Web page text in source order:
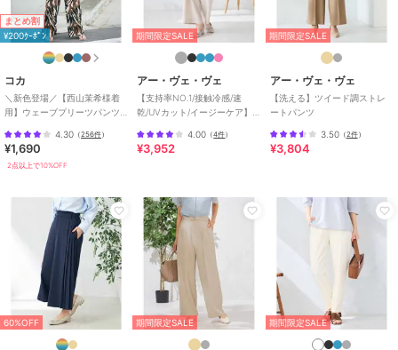
ポリエステル素材/ 無地
る/ワイド・バギー/ストレー
トパンツ/ミッドライズ /ライ
フスタイル/キャンプ・レジャー
/ビジネス / カジュアル
パンツ
ポリエステル素材/
洗え
る/ワイド・バギー
ストレー
/ビジネス /カジュアル
原産国 中国
まとめ割
¥200ｸｰﾎﾟﾝ
コカ
＼新色登場／【西山茉希様着
用】ウェーブプリーツパンツ
4.30 （256件）
¥1,690
2点以上で10%OFF
期間限定SALE
アー・ヴェ・ヴェ
【支持率NO.1/接触冷感/速
乾/UVカット/イージーケア】
4.00 （4件）
¥3,952
期間限定SALE
アー・ヴェ・ヴェ
【洗える】ツイード調ストレ
ートパンツ
3.50（2件）
¥3,804
60%OFF 期間限定SALE 期間限定SALE